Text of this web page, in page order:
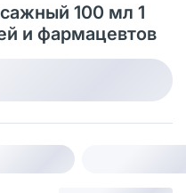
100 мл 1
и фармацевтов